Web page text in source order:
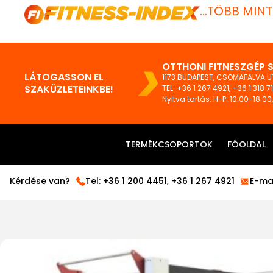
...TÖBB
LÁTOGASSON EL
SZAKÜZLETEINKBE!
OTTHONI FITNESZGÉP
1173 BUDAPEST, CSOMAFALVA
TEL: +36 1 267 4921, +36 1 318
Nyitva tartás: H-P: 10:00-
TERMÉKCSOPORTOK FŐOLDAL
Kérdése van? Tel: +36 1 200 4451, +36 1 267 4921 E-